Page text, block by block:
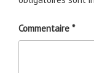
Commentaire *